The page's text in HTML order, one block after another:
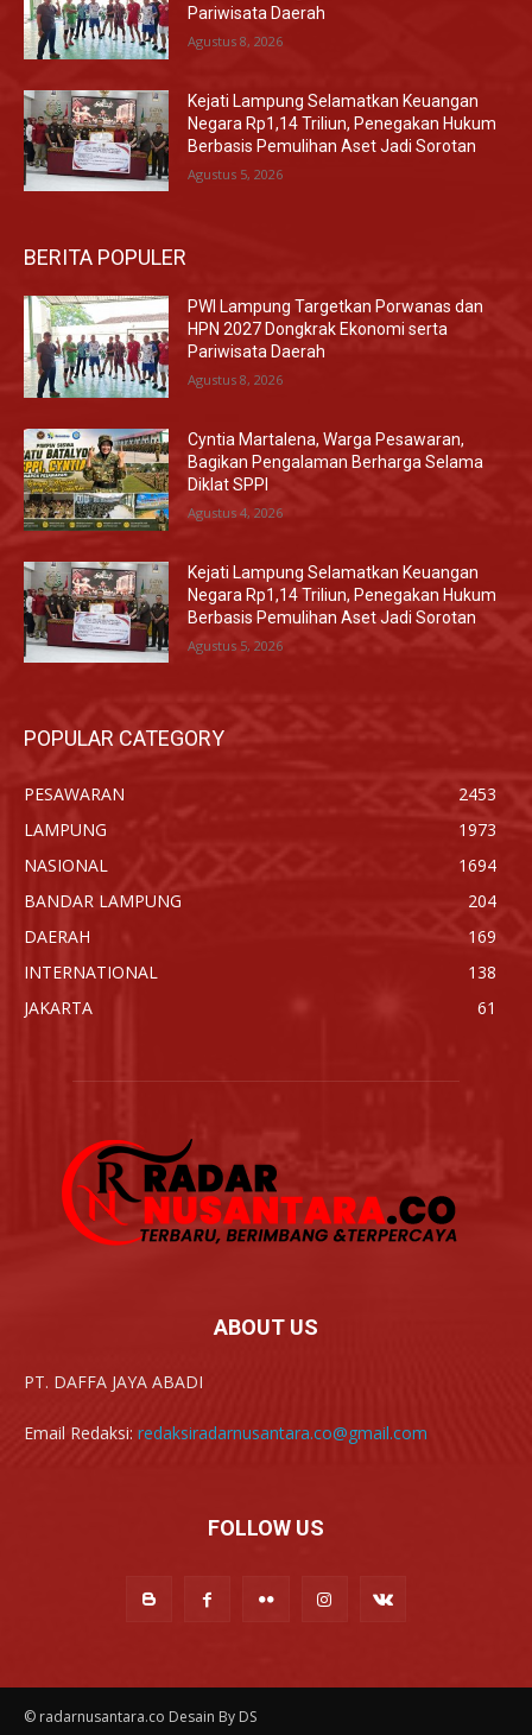
Pariwisata Daerah
Agustus 8, 2026
Kejati Lampung Selamatkan Keuangan
Negara Rp1,14 Triliun, Penegakan Hukum
Berbasis Pemulihan Aset Jadi Sorotan
Agustus 5, 2026
BERITA POPULER
PWI Lampung Targetkan Porwanas dan
HPN 2027 Dongkrak Ekonomi serta
Pariwisata Daerah
Agustus 8, 2026
Cyntia Martalena, Warga Pesawaran,
Bagikan Pengalaman Berharga Selama
Diklat SPPI
Agustus 4, 2026
Kejati Lampung Selamatkan Keuangan
Negara Rp1,14 Triliun, Penegakan Hukum
Berbasis Pemulihan Aset Jadi Sorotan
Agustus 5, 2026
POPULAR CATEGORY
PESAWARAN
2453
LAMPUNG
1973
NASIONAL
1694
BANDAR LAMPUNG
204
DAERAH
169
INTERNATIONAL
138
JAKARTA
61
ABOUT US
PT. DAFFA JAYA ABADI
Email Redaksi: redaksiradarnusantara.co@gmail.com
FOLLOW US
© radarnusantara.co Desain By DS